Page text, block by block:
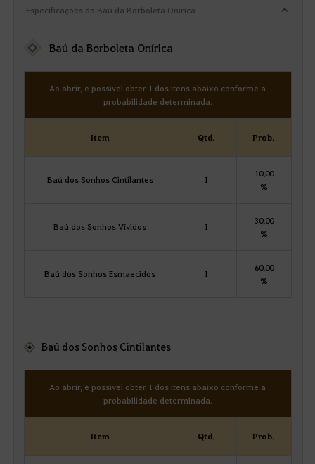
Especificações do Baú da Borboleta Onírica
Baú da Borboleta Onírica
Ao abrir, é possível obter 1 dos itens abaixo conforme a
probabilidade determinada.
Item Qtd. Prob.
Baú dos Sonhos Cintilantes 1
10,00
%
Baú dos Sonhos Vívidos 1
30,00
%
Baú dos Sonhos Esmaecidos 1
60,00
%
Baú dos Sonhos Cintilantes
Ao abrir, é possível obter 1 dos itens abaixo conforme a
probabilidade determinada.
Item Qtd. Prob.